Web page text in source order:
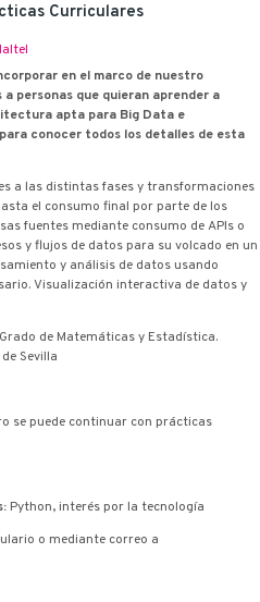
Curriculares
en el marco de nuestro
personas que quieran aprender a
apta para Big Data e
conocer todos los detalles de esta
a las distintas fases y transformaciones
el consumo final por parte de los
fuentes mediante consumo de APIs o
y flujos de datos para su volcado en un
y análisis de datos usando
Visualización interactiva de datos y
de Matemáticas y Estadística.
Sevilla
se puede continuar con prácticas
Python, interés por la tecnología
o mediante correo a